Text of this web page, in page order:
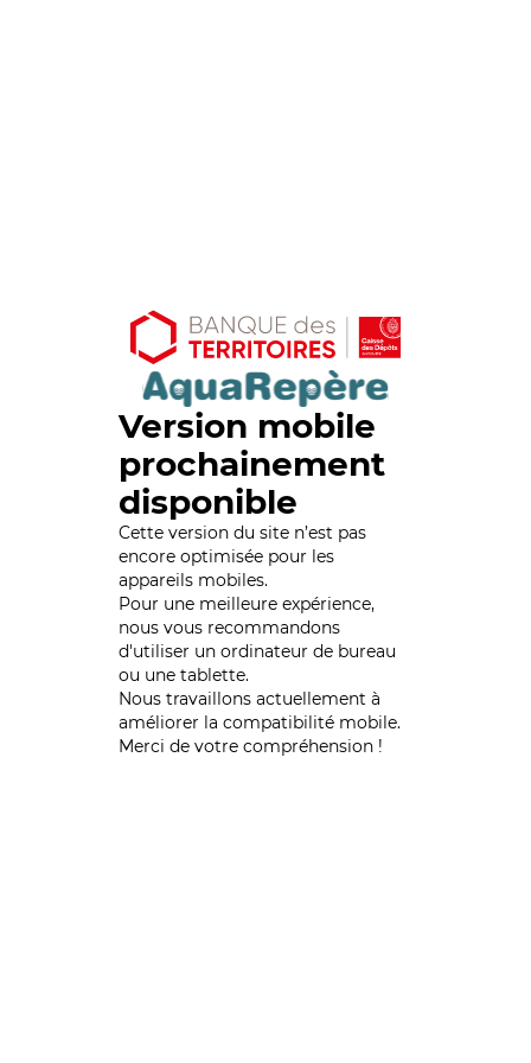
Version mobile
prochainement
disponible
Cette version du site n’est pas
encore optimisée pour les
appareils mobiles.
Pour une meilleure expérience,
nous vous recommandons
d'utiliser un ordinateur de bureau
ou une tablette.
Nous travaillons actuellement à
améliorer la compatibilité mobile.
Merci de votre compréhension !